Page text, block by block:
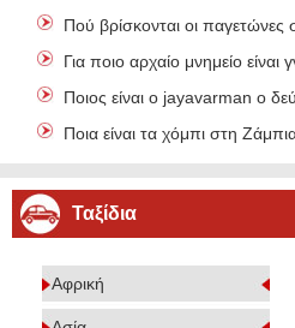
Πού βρίσκονται οι παγετώνες
Για ποιο αρχαίο μνημείο
Ποιος είναι ο jayavarman ο
Ποια είναι τα χόμπι στη
Ταξίδια
Αφρική